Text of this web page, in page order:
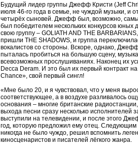
Будущий лидер группы Джефф Кристи (Jeff
июля 46-го года в семье, не чуждой музыки,
четырёх сыновей. Джефф был, возможно,
был победителем нескольких конкурсов
свою группу – GOLIATH AND THE
пришли THE SHADOWS, и группа
вокалистов со стороны. Вскоре, однако,
пыталась пробиться на большую сцену,
всевозможных прослушиваниях. Наконец их
Decca Deram. И это был их первый контракт
Chance», свой первый сингл!
«Мне было 20, и я чувствовал, что у меня
соответствующее, а в воздухе разливалось
основания – многие британские
выхода песни сразу несколько исполнителей
выступили на телевидении, и после этого
год, которую предложил ему отец. Следующим
никогда не было чуждо, решил вспомнить
киносценаристов и писателей лёгкого жанра.